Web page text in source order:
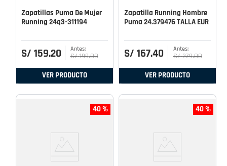
Zapatillas Puma De Mujer
Running 24q3-311194
S/ 159.20 S/ 199.00
VER PRODUCTO
Zapatilla Running Hombre
Puma 24.379476 TALLA EUR
S/ 167.40 S/ 279.00
VER PRODUCTO
40 % 40 %